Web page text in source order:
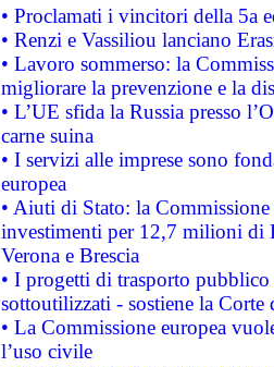
• Proclamati i vincitori della 5a
• Renzi e Vassiliou lanciano
• Lavoro sommerso: la
migliorare la prevenzione e la
• L’UE sfida la Russia presso
carne suina
• I servizi alle imprese sono
europea
• Aiuti di Stato: la
investimenti per 12,7 milioni di
Verona e Brescia
• I progetti di trasporto
sottoutilizzati - sostiene la Corte
• La Commissione europea
l’uso civile